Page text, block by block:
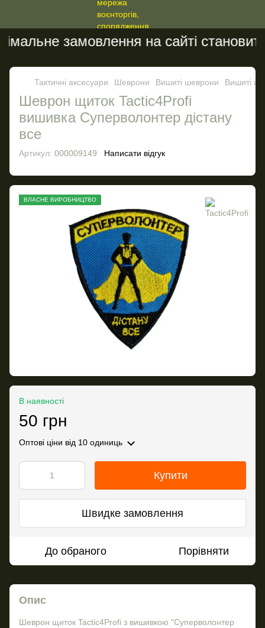
замовлення на сайті становить
Тактичні аксесуари Шеврони Вишиті шеврони Вишиті
Шеврон щиток Tactic4Profi
вишивка Суперволонтер дістану
все
Артикул: 000009149 Написати відгук
ВЛАСНЕ ВИРОБНИЦТВО
В наявності
50 грн
Оптові ціни від 10 одиниць
Купити
Швидке замовлення
До обраного Порівняти
Опис
Шеврон щиток Tactic4Profi з вишивкою "Суперволонтер